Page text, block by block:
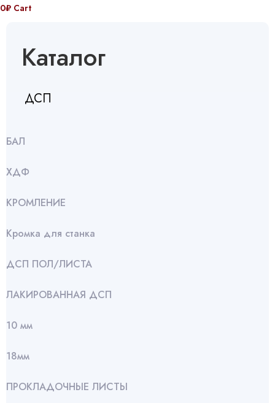
0₽ Cart
Каталог
ДСП
БАЛ
ХДФ
КРОМЛЕНИЕ
Кромка для станка
ДСП ПОЛ/ЛИСТА
ЛАКИРОВАННАЯ ДСП
10 мм
18мм
ПРОКЛАДОЧНЫЕ ЛИСТЫ